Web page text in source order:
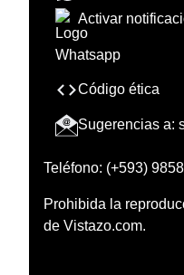
Activar
Código ética
Sugerencias a:
Teléfono: (+593)
Prohibida la
de Vistazo.com.